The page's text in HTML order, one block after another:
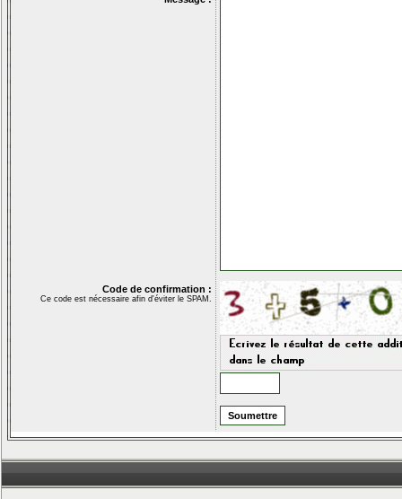
Code de confirmation :
Ce code est nécessaire afin d'éviter le SPAM.